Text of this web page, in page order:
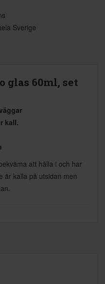
Sverige
glas 60ml, set
kall.
att hålla i och har
är kalla på utsidan men